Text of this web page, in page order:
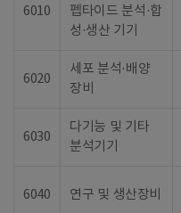
6010
펩타이드 분석·합
성·생산 기기
6020
세포 분석·배양
장비
6030
다기능 및 기타
분석기기
6040 연구 및 생산장비